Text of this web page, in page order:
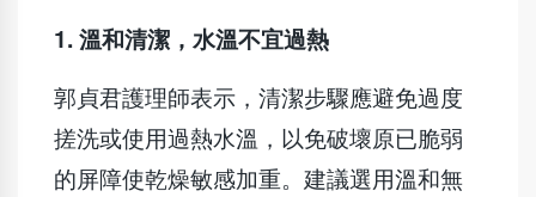
1.溫和清潔，水溫不宜過熱
郭貞君護理師表示，清潔步驟應避免過度
搓洗或使用過熱水溫，以免破壞原已脆弱
的屏障使乾燥敏感加重。建議選用溫和無